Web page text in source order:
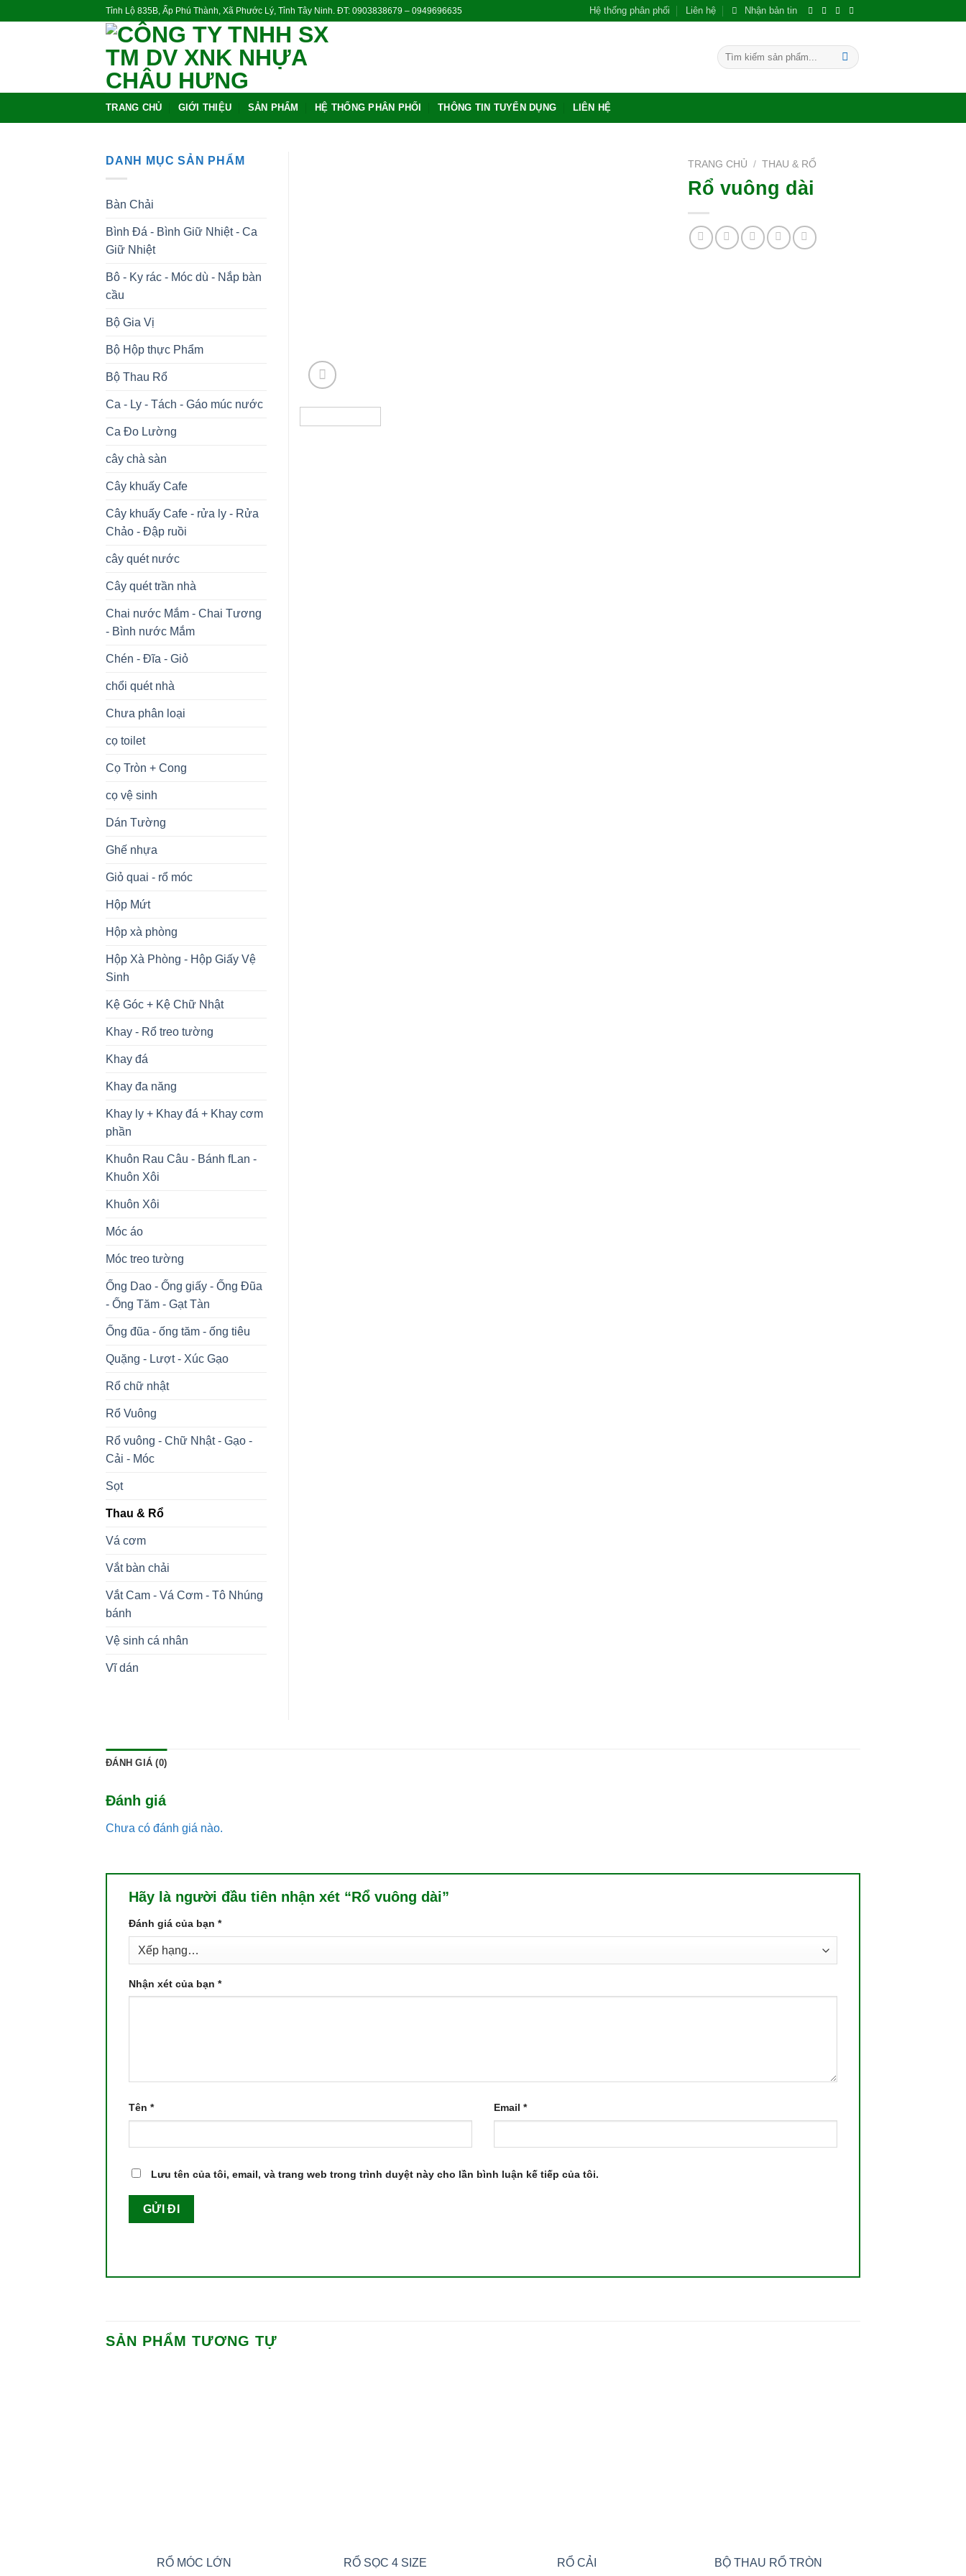
Tỉnh Lộ 835B, Ấp Phú Thành, Xã Phước Lý, Tỉnh Tây Ninh. ĐT: 0903838679 – 0949696635 Hệ thống phân phối Liên hệ Nhận bản tin
Tìm
kiếm:
TRANG CHỦ GIỚI THIỆU SẢN PHẨM HỆ THỐNG PHÂN PHỐI THÔNG TIN TUYỂN DỤNG LIÊN HỆ
TRANG CHỦ / THAU & RỔ
Rổ vuông dài
DANH MỤC SẢN PHẨM
Bàn Chải
Bình Đá - Bình Giữ Nhiệt - Ca
Giữ Nhiệt
Bô - Ky rác - Móc dù - Nắp bàn
cầu
Bộ Gia Vị
Bộ Hộp thực Phẩm
Bộ Thau Rổ
Ca - Ly - Tách - Gáo múc nước
Ca Đo Lường
cây chà sàn
Cây khuấy Cafe
Cây khuấy Cafe - rửa ly - Rửa
Chảo - Đập ruồi
cây quét nước
Cây quét trần nhà
Chai nước Mắm - Chai Tương
- Bình nước Mắm
Chén - Đĩa - Giỏ
chổi quét nhà
Chưa phân loại
cọ toilet
Cọ Tròn + Cong
cọ vệ sinh
Dán Tường
Ghế nhựa
Giỏ quai - rổ móc
Hộp Mứt
Hộp xà phòng
Hộp Xà Phòng - Hộp Giấy Vệ
Sinh
Kệ Góc + Kệ Chữ Nhật
Khay - Rổ treo tường
Khay đá
Khay đa năng
Khay ly + Khay đá + Khay cơm
phần
Khuôn Rau Câu - Bánh fLan -
Khuôn Xôi
Khuôn Xôi
Móc áo
Móc treo tường
Ống Dao - Ống giấy - Ống Đũa
- Ống Tăm - Gạt Tàn
Ống đũa - ống tăm - ống tiêu
Quặng - Lượt - Xúc Gạo
Rổ chữ nhật
Rổ Vuông
Rổ vuông - Chữ Nhật - Gạo -
Cải - Móc
Sọt
Thau & Rổ
Vá cơm
Vắt bàn chải
Vắt Cam - Vá Cơm - Tô Nhúng
bánh
Vệ sinh cá nhân
Vĩ dán
ĐÁNH GIÁ (0)
Đánh giá
Chưa có đánh giá nào.
Hãy là người đầu tiên nhận xét “Rổ vuông dài”
Đánh giá của bạn *
Nhận xét của bạn *
Tên * Email *
Lưu tên của tôi, email, và trang web trong trình duyệt này cho lần bình luận kế tiếp của tôi.
SẢN PHẨM TƯƠNG TỰ
RỔ MÓC LỚN RỔ SỌC 4 SIZE RỔ CẢI BỘ THAU RỔ TRÒN